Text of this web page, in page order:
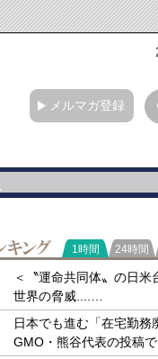
メルマガ登録
ラ
1時間 24時間
＜〝運命共同体〟の日米
世界の脅威....…
日本でも進む「在宅勤務
GMO・熊谷代表の投稿で